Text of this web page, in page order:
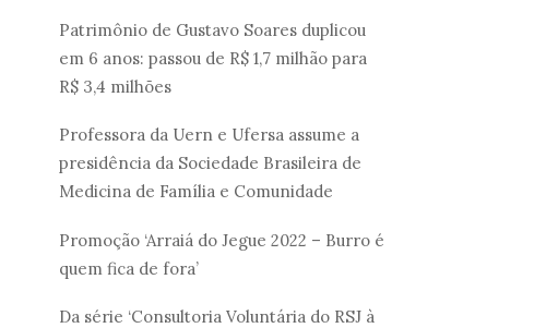
Patrimônio de Gustavo Soares duplicou
em 6 anos: passou de R$ 1,7 milhão para
R$ 3,4 milhões
Professora da Uern e Ufersa assume a
presidência da Sociedade Brasileira de
Medicina de Família e Comunidade
Promoção ‘Arraiá do Jegue 2022 – Burro é
quem fica de fora’
Da série ‘Consultoria Voluntária do RSJ à